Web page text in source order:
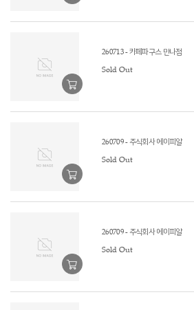
260713 - 카페파구스 만나점
Sold Out
260709 - 주식회사 에이피알
Sold Out
260709 - 주식회사 에이피알
Sold Out